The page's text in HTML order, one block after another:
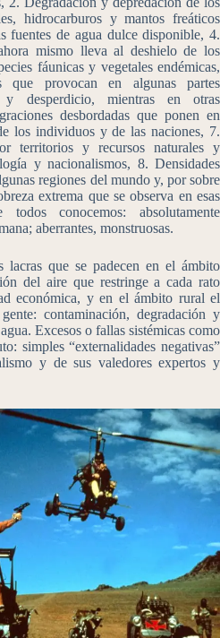
hidrocarburos y mantos freáticos
fuentes de agua dulce disponible, 4.
mismo lleva al deshielo de los
fáunicas y vegetales endémicas,
que provocan en algunas partes
y desperdicio, mientras en otras
desbordadas que ponen en
los individuos y de las naciones, 7.
territorios y recursos naturales y
y nacionalismos, 8. Densidades
regiones del mundo y, por sobre
extrema que se observa en esas
todos conocemos: absolutamente
aberrantes, monstruosas.
lacras que se padecen en el ámbito
del aire que restringe a cada rato
económica, y en el ámbito rural el
contaminación, degradación y
Excesos o fallas sistémicas como
simples “externalidades negativas”
y de sus valedores expertos y